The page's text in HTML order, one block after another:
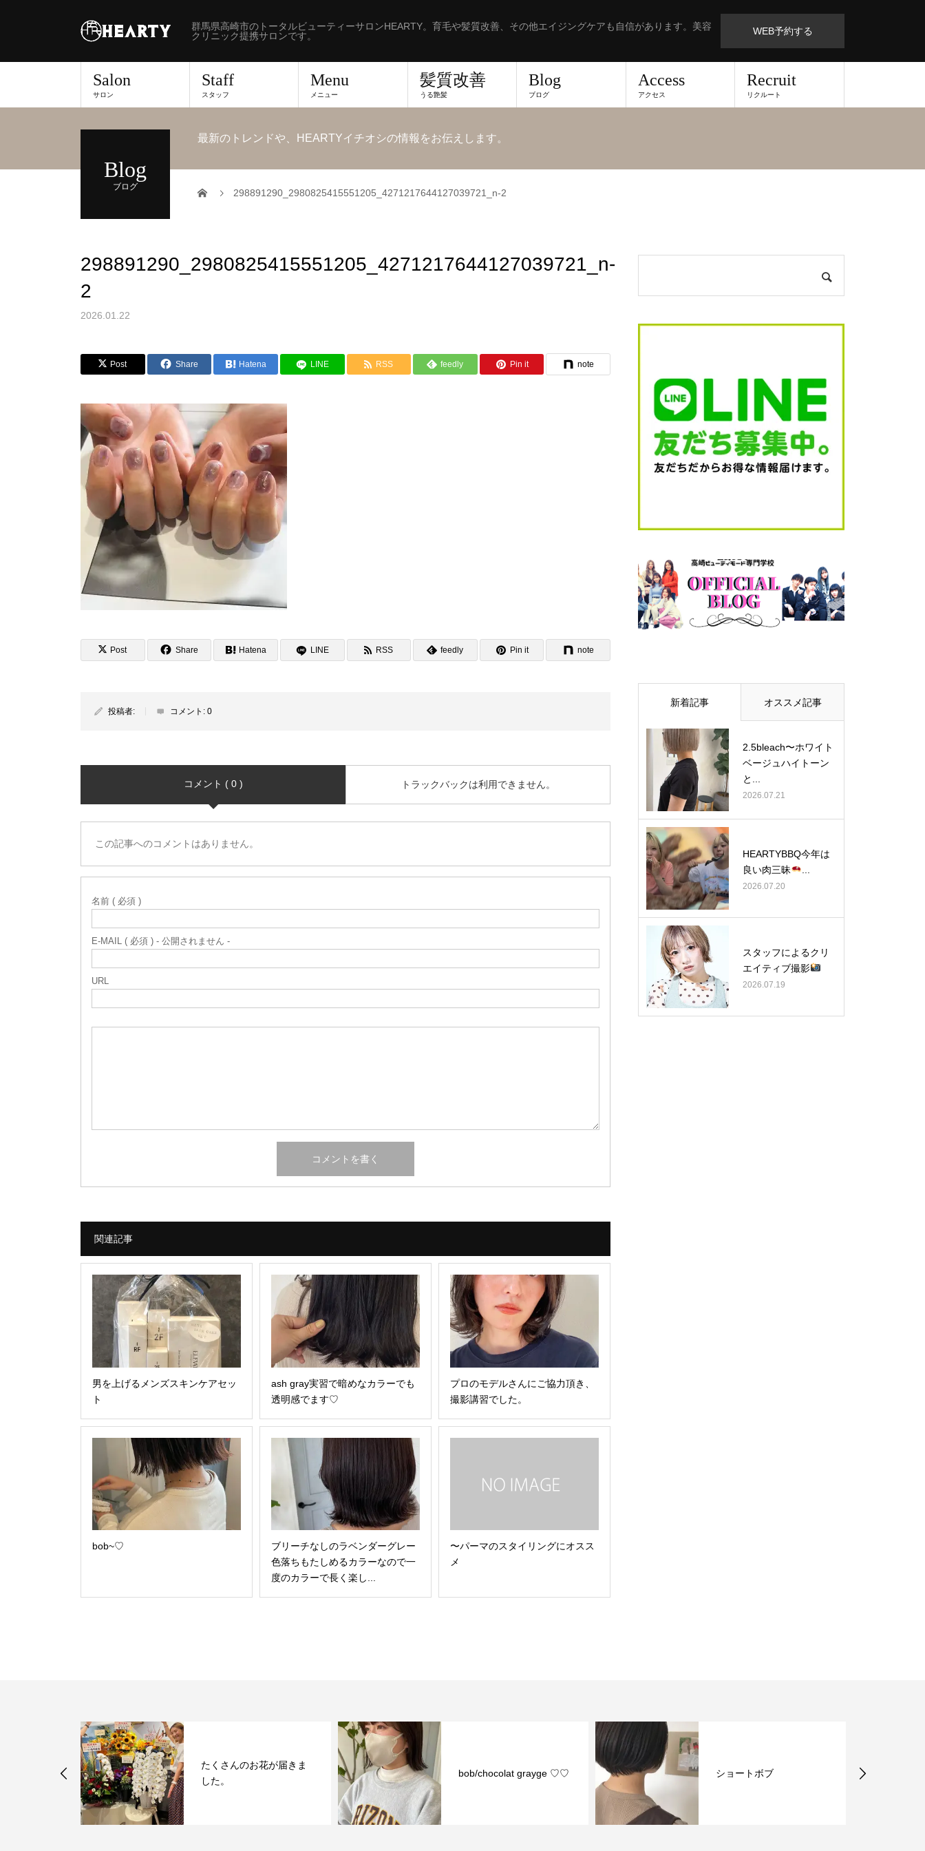
群馬県高崎市のトータルビューティーサロンHEARTY。育毛や髪質改善、その他エイジングケアも自信があります。美容
クリニック提携サロンです。
WEB予約する
Salon
サロン
Staff
スタッフ
Menu
メニュー
髪質改善
うる艶髪
Blog
ブログ
Access
アクセス
Recruit
リクルート
Blog
ブログ
最新のトレンドや、HEARTYイチオシの情報をお伝えします。
298891290_2980825415551205_4271217644127039721_n-2
298891290_2980825415551205_4271217644127039721_n-
2
2026.01.22
Post Share Hatena LINE RSS feedly Pin it note
Post Share Hatena LINE RSS feedly Pin it note
投稿者: コメント: 0
コメント ( 0 ) トラックバックは利用できません。
この記事へのコメントはありません。
名前 ( 必須 )
E-MAIL ( 必須 ) - 公開されません -
URL
関連記事
男を上げるメンズスキンケアセッ
ト
ash gray実習で暗めなカラーでも
透明感でます♡
プロのモデルさんにご協力頂き、
撮影講習でした。
bob~♡
ブリーチなしのラベンダーグレー
色落ちもたしめるカラーなので一
度のカラーで長く楽し...
〜パーマのスタイリングにオスス
メ
新着記事 オススメ記事
2.5bleach〜ホワイト
ベージュ⁡ハイトーン
と...
2026.07.21
HEARTYBBQ今年は
良い肉三昧
2026.07.20
スタッフによるクリ
エイティブ撮影
2026.07.19
たくさんのお花が届きま
した。
bob/chocolat grayge ♡♡ ショートボブ